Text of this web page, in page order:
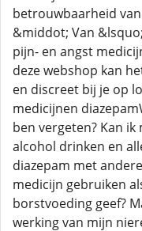
betrouwbaarheid
&middot; Van
pijn- en angst
deze webshop kan
en discreet bij je op
medicijnen
ben vergeten? Kan
alcohol drinken en
diazepam met
medicijn gebruiken
borstvoeding geef?
werking van mijn